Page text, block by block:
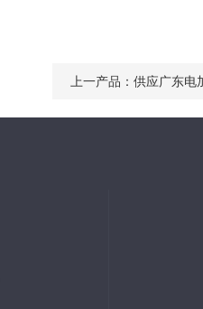
上一产品： 供应广东电